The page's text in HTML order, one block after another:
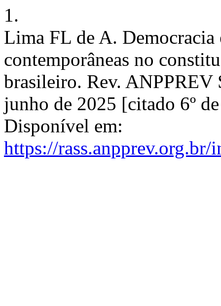
1.
Lima FL de A. Democracia
contemporâneas no
brasileiro. Rev. ANPPREV
junho de 2025 [citado 6º
Disponível em:
https://